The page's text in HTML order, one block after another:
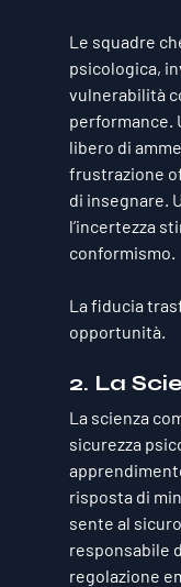
Le squadre
psicologica,
vulnerabilità
performance.
libero di
frustrazione
di insegnare.
l’incertezza
conformismo.
La fiducia
opportunità.
2. La
La scienza
sicurezza
risposta di
sente al
responsabile
regolazione